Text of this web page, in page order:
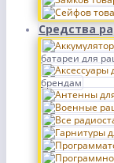
Средства
батареи для
брендам